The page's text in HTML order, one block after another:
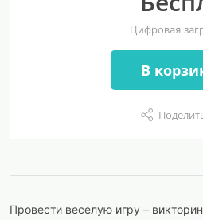
Цифровая
В
Провести веселую игру –